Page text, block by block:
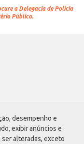
desempenho e
exibir anúncios e
alteradas, exceto
a Delegacia de Polícia
Público.
São Paulo - SP | CEP
0001-09